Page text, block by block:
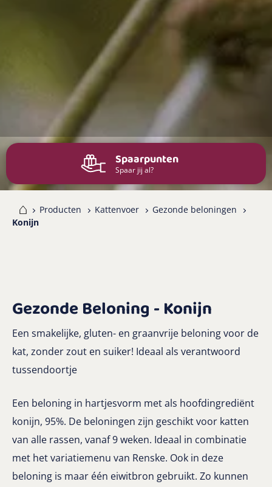
Spaarpunten
Spaar jij al?
Producten Kattenvoer
Gezonde beloningen
Konijn
Gezonde Beloning - Konijn
Een smakelijke, gluten- en graanvrije beloning voor de
kat, zonder zout en suiker! Ideaal als verantwoord
tussendoortje
Een beloning in hartjesvorm met als hoofdingrediënt
konijn, 95%. De beloningen zijn geschikt voor katten
van alle rassen, vanaf 9 weken. Ideaal in combinatie
met het variatiemenu van Renske. Ook in deze
beloning is maar één eiwitbron gebruikt. Zo kunnen